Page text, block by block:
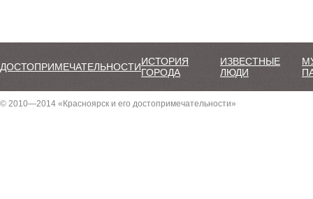
ДОСТОПРИМЕЧАТЕЛЬНОСТИИСТОРИЯ
ГОРОДА
ИЗВЕСТНЫЕ
ЛЮДИ
© 2010—2014 «Красноярск и его достопримечательности»